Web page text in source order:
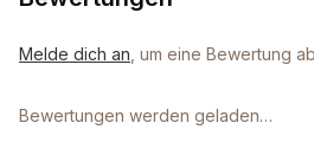
Melde dich an , um eine Bewertung
Bewertungen werden geladen…